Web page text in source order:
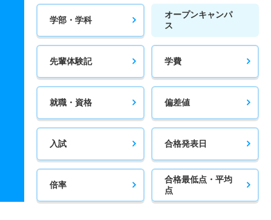
学部・学科
オープンキャンパ
ス
先輩体験記 学費
就職・資格 偏差値
入試 合格発表日
倍率
合格最低点・平均
点